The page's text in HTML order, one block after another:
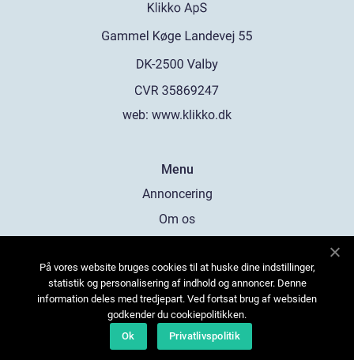
web: www.klikko.dk
Menu
Annoncering
Om os
Kontakt os
Sitemap
På vores website bruges cookies til at huske dine indstillinger,
statistik og personalisering af indhold og annoncer. Denne
information deles med tredjepart. Ved fortsat brug af websiden
godkender du cookiepolitikken.
Ok
Privatlivspolitik